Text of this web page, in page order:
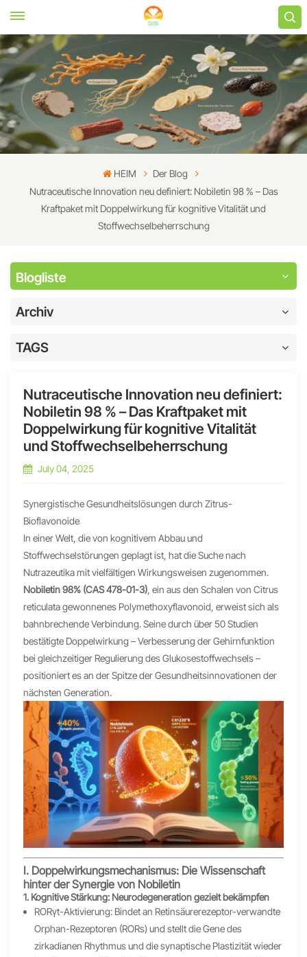
HEIM
Der Blog
Nutraceutische Innovation neu definiert: Nobiletin 98 % – Das
Kraftpaket mit Doppelwirkung für kognitive Vitalität und
Stoffwechselbeherrschung
Blogliste
Archiv
TAGS
Nutraceutische Innovation neu definiert:
Nobiletin 98 % – Das Kraftpaket mit
Doppelwirkung für kognitive Vitalität
und Stoffwechselbeherrschung
July 04, 2025
Synergistische Gesundheitslösungen durch Zitrus-
Bioflavonoide
In einer Welt, die von kognitivem Abbau und
Stoffwechselstörungen geplagt ist, hat die Suche nach
Nutrazeutika mit vielfältigen Wirkungsweisen zugenommen.
Nobiletin 98% (CAS 478-01-3), ein aus den Schalen von Citrus
reticulata gewonnenes Polymethoxyflavonoid, erweist sich als
bahnbrechende Verbindung. Seine durch über 50 Studien
bestätigte Doppelwirkung – Verbesserung der Gehirnfunktion
bei gleichzeitiger Regulierung des Glukosestoffwechsels –
positioniert es an der Spitze der Gesundheitsinnovationen der
nächsten Generation.
Ⅰ. Doppelwirkungsmechanismus: Die Wissenschaft
hinter der Synergie von Nobiletin
1. Kognitive Stärkung: Neurodegeneration gezielt bekämpfen
RORγt-Aktivierung: Bindet an Retinsäurerezeptor-verwandte
Orphan-Rezeptoren (RORs) und stellt die Gene des
zirkadianen Rhythmus und die synaptische Plastizität wieder